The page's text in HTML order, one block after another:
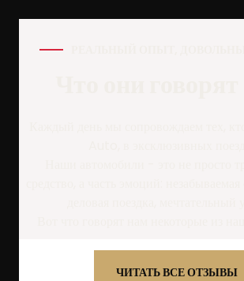
ЧИТАТЬ ВСЕ ОТЗЫВЫ